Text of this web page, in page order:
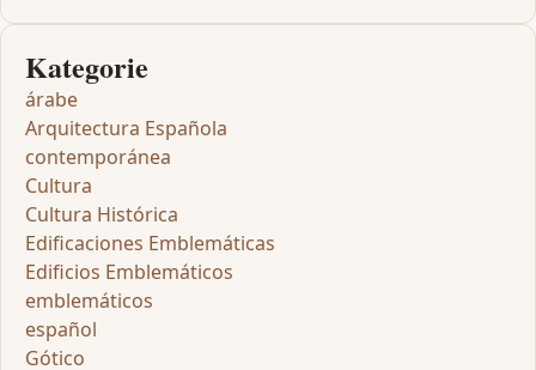
Kategorie
árabe
Arquitectura Española
contemporánea
Cultura
Cultura Histórica
Edificaciones Emblemáticas
Edificios Emblemáticos
emblemáticos
español
Gótico